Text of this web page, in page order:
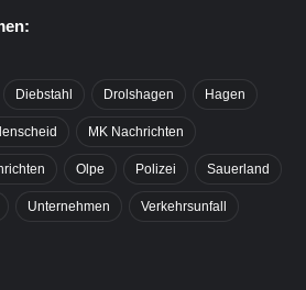
Diebstahl Drolshagen Hagen
MK Nachrichten
Olpe Polizei Sauerland
Unternehmen Verkehrsunfall